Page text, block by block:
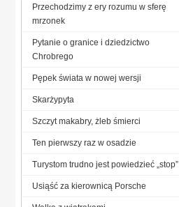
Przechodzimy z ery rozumu w sferę
mrzonek
Pytanie o granice i dziedzictwo
Chrobrego
Pępek świata w nowej wersji
Skarżypyta
Szczyt makabry, żleb śmierci
Ten pierwszy raz w osadzie
Turystom trudno jest powiedzieć „stop”
Usiąść za kierownicą Porsche